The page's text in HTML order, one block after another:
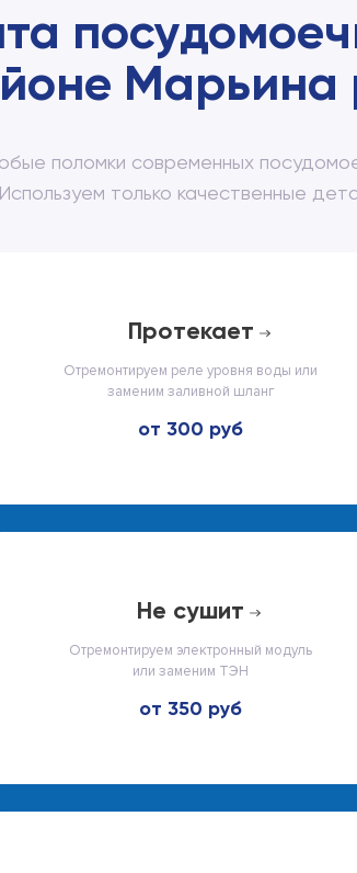
поломки современных
Используем только качественные
протекает
Отремонтируем реле уровня воды или
заменим заливной шланг
от 300 руб
не сушит
Отремонтируем электронный модуль
или заменим ТЭН
от 350 руб